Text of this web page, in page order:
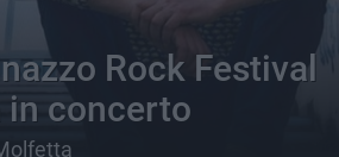
Rock Festival
in concerto